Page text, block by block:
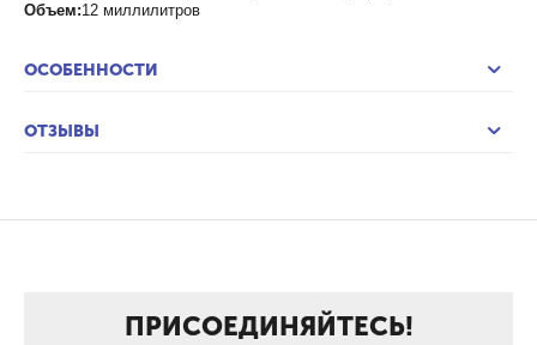
Объем:12 миллилитров
ОСОБЕННОСТИ
ОТЗЫВЫ
ПРИСОЕДИНЯЙТЕСЬ!